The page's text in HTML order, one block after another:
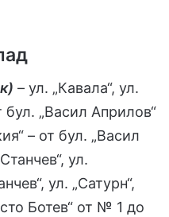
– ул. „Кавала“, ул.
„Васил Априлов“
– от бул. „Васил
ул.
ул. „Сатурн“,
Ботев“ от № 1 до